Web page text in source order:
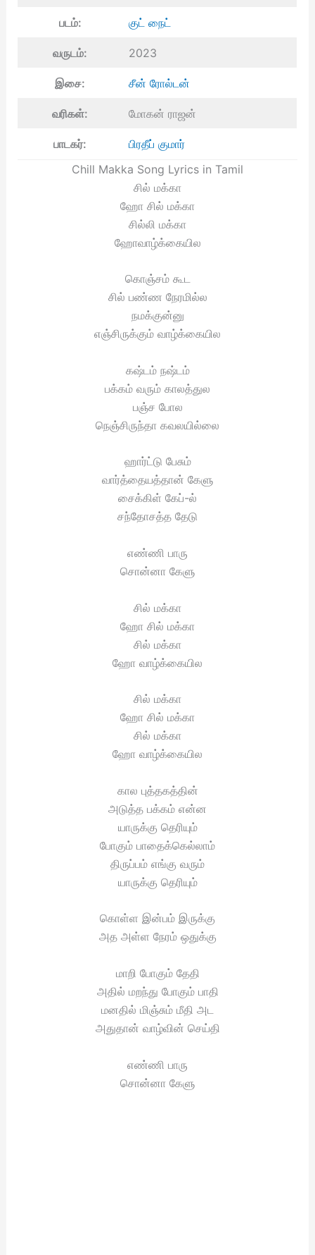
படம்: குட் நைட்
வருடம்: 2023
இசை: சீன் ரோல்டன்
வரிகள்: மோகன் ராஜன்
பாடகர்:
பிரதீப் குமார்
Chill Makka Song Lyrics in Tamil
சில் மக்கா
ஹோ சில் மக்கா
சில்லி மக்கா
ஹோவாழ்க்கையில
கொஞ்சம் கூட
சில் பண்ண நேரமில்ல
நமக்குன்னு
எஞ்சிருக்கும் வாழ்க்கையில
கஷ்டம் நஷ்டம்
பக்கம் வரும் காலத்துல
பஞ்ச போல
நெஞ்சிருந்தா கவலயில்லை
ஹார்ட்டு பேசும்
வார்த்தையத்தான் கேளு
சைக்கிள் கேப்-ல்
சந்தோசத்த தேடு
எண்ணி பாரு
சொன்னா கேளு
சில் மக்கா
ஹோ சில் மக்கா
சில் மக்கா
ஹோ வாழ்க்கையில
சில் மக்கா
ஹோ சில் மக்கா
சில் மக்கா
ஹோ வாழ்க்கையில
கால புத்தகத்தின்
அடுத்த பக்கம் என்ன
யாருக்கு தெரியும்
போகும் பாதைக்கெல்லாம்
திருப்பம் எங்கு வரும்
யாருக்கு தெரியும்
கொள்ள இன்பம் இருக்கு
அத அள்ள நேரம் ஒதுக்கு
மாறி போகும் தேதி
அதில் மறந்து போகும் பாதி
மனதில் மிஞ்சும் மீதி அட
அதுதான் வாழ்வின் செய்தி
எண்ணி பாரு
சொன்னா கேளு